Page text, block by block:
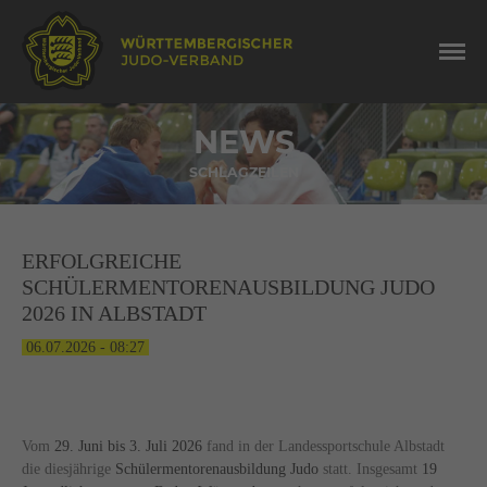
NEWS
SCHLAGZEILEN
ERFOLGREICHE
SCHÜLERMENTORENAUSBILDUNG JUDO
2026 IN ALBSTADT
06.07.2026 - 08:27
Vom 29. Juni bis 3. Juli 2026 fand in der Landessportschule Albstadt
die diesjährige Schülermentorenausbildung Judo statt. Insgesamt 19